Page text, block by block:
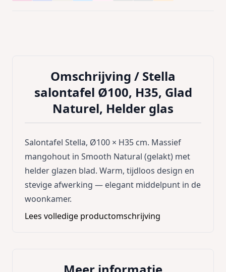
Omschrijving / Stella
salontafel Ø100, H35, Glad
Naturel, Helder glas
Salontafel Stella, Ø100 × H35 cm. Massief
mangohout in Smooth Natural (gelakt) met
helder glazen blad. Warm, tijdloos design en
stevige afwerking — elegant middelpunt in de
woonkamer.
Lees volledige productomschrijving